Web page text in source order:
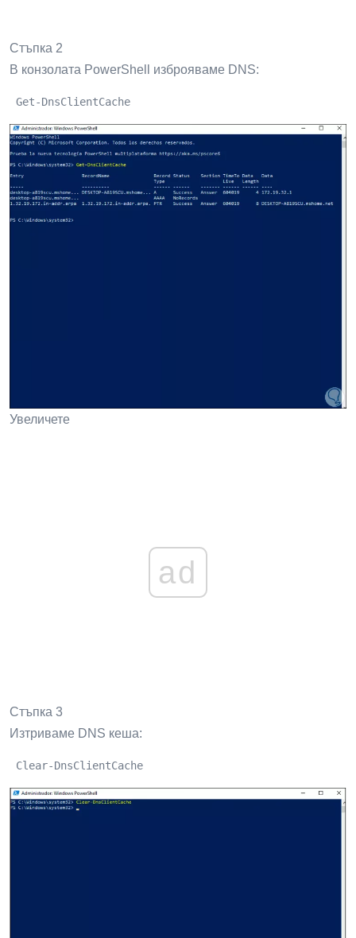
Стъпка 2
В конзолата PowerShell изброяваме DNS:
Get-DnsClientCache
Увеличете
ad
Стъпка 3
Изтриваме DNS кеша:
Clear-DnsClientCache